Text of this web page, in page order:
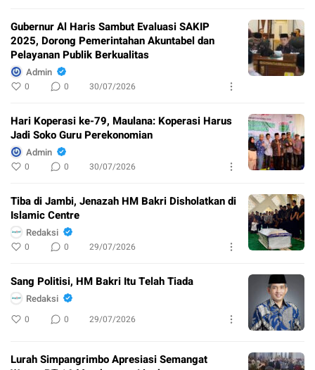
Gubernur Al Haris Sambut Evaluasi SAKIP
2025, Dorong Pemerintahan Akuntabel dan
Pelayanan Publik Berkualitas
Admin
0 0 30/07/2026
Hari Koperasi ke-79, Maulana: Koperasi Harus
Jadi Soko Guru Perekonomian
Admin
0 0 30/07/2026
Tiba di Jambi, Jenazah HM Bakri Disholatkan di
Islamic Centre
Redaksi
0 0 29/07/2026
Sang Politisi, HM Bakri Itu Telah Tiada
Redaksi
0 0 29/07/2026
Lurah Simpangrimbo Apresiasi Semangat